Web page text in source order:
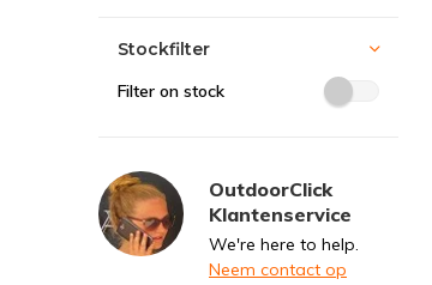
Stockfilter
Filter on stock
OutdoorClick
Klantenservice
We're here to help.
Neem contact op